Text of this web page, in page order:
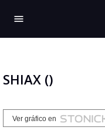
menu
SHIAX ()